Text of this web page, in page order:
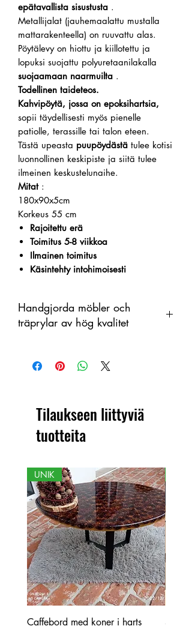
epätavallista sisustusta .
Metallijalat (jauhemaalattu mustalla
mattarakenteella) on ruuvattu alas.
Pöytälevy on hiottu ja kiillotettu ja
lopuksi suojattu polyuretaanilakalla
suojaamaan naarmuilta .
Todellinen taideteos.
Kahvipöytä, jossa on epoksihartsia,
sopii täydellisesti myös pienelle
patiolle, terassille tai talon eteen.
Tästä upeasta puupöydästä tulee kotisi
luonnollinen keskipiste ja siitä tulee
ilmeinen keskustelunaihe.
Mitat:
180x90x5cm
Korkeus 55 cm
Rajoitettu erä
Toimitus 5-8 viikkoa
Ilmainen toimitus
Käsintehty intohimoisesti
Handgjorda möbler och
träprylar av hög kvalitet
orgaanisena materiaalina, jossa on
värimuutoksia. Siksi tuotteen ja
Tilaukseen liittyviä
tuotteita
UNIK
Caffebord med koner i harts
Stor